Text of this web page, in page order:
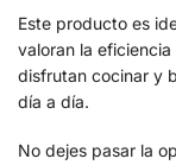
Este producto es
valoran la
disfrutan cocinar y
día a día.
No dejes pasar la